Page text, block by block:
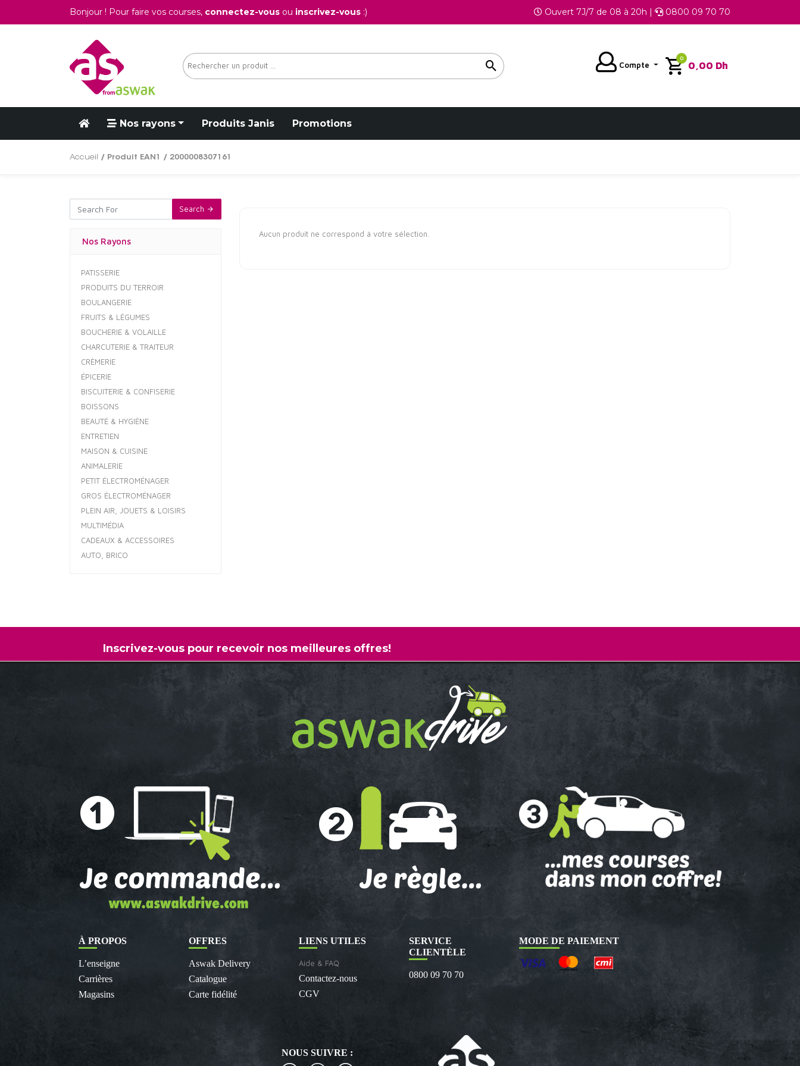
Bonjour ! Pour faire vos courses, connectez-vous ou inscrivez-vous :) Ouvert 7J/7 de 08 à 20h | 0800 09 70 70
Compte 0,00 Dh
0
Nos rayons Produits Janis Promotions
Accueil / Produit EAN1 / 2000008307161
Search
Nos Rayons
PATISSERIE
PRODUITS DU TERROIR
BOULANGERIE
FRUITS & LÉGUMES
BOUCHERIE & VOLAILLE
CHARCUTERIE & TRAITEUR
CRÈMERIE
ÉPICERIE
BISCUITERIE & CONFISERIE
BOISSONS
BEAUTÉ & HYGIÈNE
ENTRETIEN
MAISON & CUISINE
ANIMALERIE
PETIT ÉLECTROMÉNAGER
GROS ÉLECTROMÉNAGER
PLEIN AIR, JOUETS & LOISIRS
MULTIMÉDIA
CADEAUX & ACCESSOIRES
AUTO, BRICO
Aucun produit ne correspond à votre sélection.
Inscrivez-vous pour recevoir nos meilleures offres!
À PROPOS
L’enseigne
Carrières
Magasins
OFFRES
Aswak Delivery
Catalogue
Carte fidélité
LIENS UTILES
Aide & FAQ
Contactez-nous
CGV
SERVICE
CLIENTÈLE
0800 09 70 70
MODE DE PAIEMENT
NOUS SUIVRE :